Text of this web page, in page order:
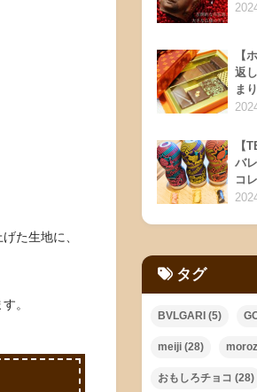
た生地に、
。
【
返
ま
【
バ
コ
タグ
BVLGARI (5)
meiji (28)
おもしろチョコ (28)